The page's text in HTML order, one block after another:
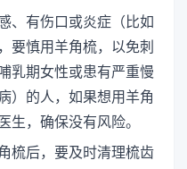
、有伤口或炎症（比如
要慎用羊角梳，以免刺
乳期女性或患有严重慢
）的人，如果想用羊角
生，确保没有风险。
梳后，要及时清理梳齿